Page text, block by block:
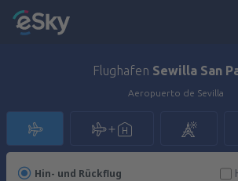
Flughafen Sewilla San
Aeropuerto de Sevilla
Hin- und Rückflug